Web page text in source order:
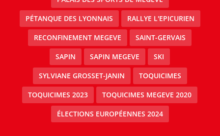
PÉTANQUE DES LYONNAIS RALLYE L'EPICURIEN
RECONFINEMENT MEGEVE SAINT-GERVAIS
SAPIN SAPIN MEGEVE SKI
SYLVIANE GROSSET-JANIN TOQUICIMES
TOQUICIMES 2023 TOQUICIMES MEGEVE 2020
ÉLECTIONS EUROPÉENNES 2024